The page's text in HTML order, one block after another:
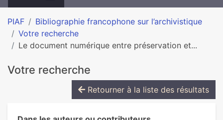
PIAF
Bibliographie francophone sur l’archivistique
Votre recherche
Le document numérique entre préservation et...
Votre recherche
Retourner à la liste des résultats